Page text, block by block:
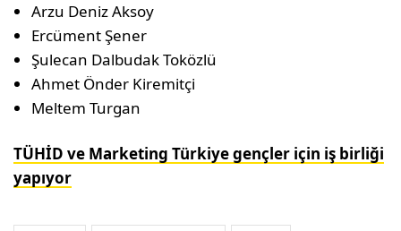
Arzu Deniz Aksoy
Ercüment Şener
Şulecan Dalbudak Toközlü
Ahmet Önder Kiremitçi
Meltem Turgan
TÜHİD ve Marketing Türkiye gençler için iş birliği
yapıyor